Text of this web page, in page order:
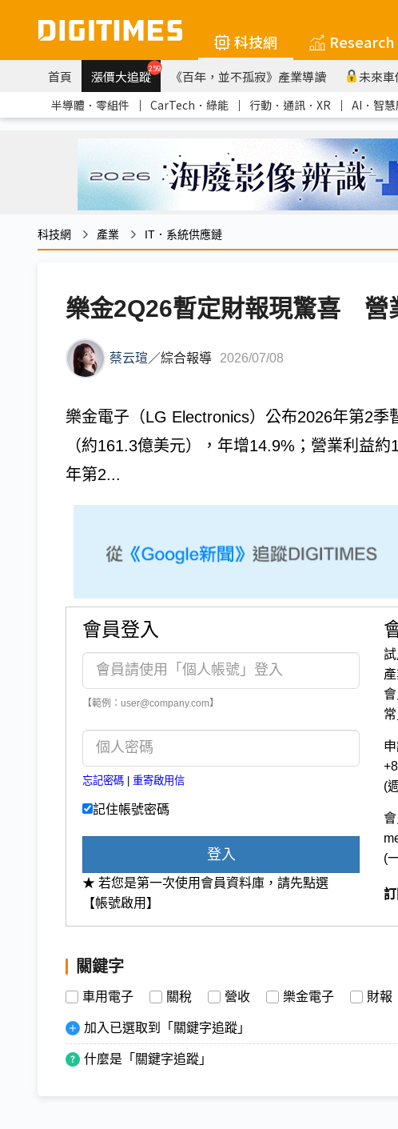
科技網 Research
首頁 漲價大追蹤259 《百年，並不孤寂》產業導讀 未來
半導體．零組件 ｜ CarTech．綠能 ｜ 行動．通訊．XR ｜ AI．智
科技網 產業 IT．系統供應鏈
樂金2Q26暫定財報現驚喜 營
蔡云瑄 ／綜合報導 2026/07/08
樂金電子（LG Electronics）公布2026年第2
（約161.3億美元），年增14.9%；營業利益
年第2...
會員登入
【範例：user@company.com】
忘記密碼 重寄啟用信
記住帳號密碼
登入
★ 若您是第一次使用會員資料庫，請先點選
【帳號啟用】
(
會
(
關鍵字
車用電子 關稅 營收 樂金電子 財報
加入已選取到「關鍵字追蹤」
什麼是「關鍵字追蹤」